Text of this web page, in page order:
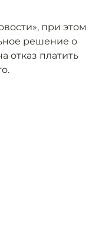
при этом
решение о
отказ платить